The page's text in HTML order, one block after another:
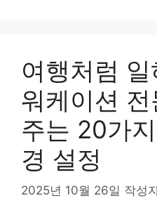
여행처럼
워케이션
주는 20가
경 설정
2025년 10월 26일 작성